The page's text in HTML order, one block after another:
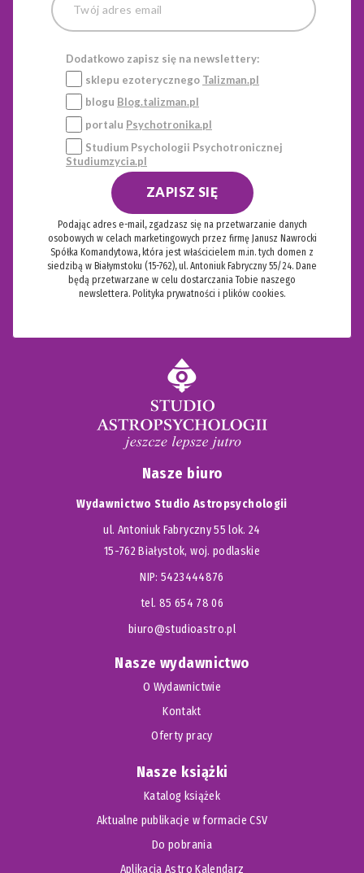
Dodatkowo zapisz się na newslettery:
sklepu ezoterycznego Talizman.pl
blogu Blog.talizman.pl
portalu Psychotronika.pl
Studium Psychologii Psychotronicznej
Studiumzycia.pl
ZAPISZ SIĘ
Podając adres e-mail, zgadzasz się na przetwarzanie danych
osobowych w celach marketingowych przez firmę Janusz Nawrocki
Spółka Komandytowa, która jest właścicielem m.in. tych domen z
siedzibą w Białymstoku (15-762), ul. Antoniuk Fabryczny 55/24. Dane
będą przetwarzane w celu dostarczania Tobie naszego
newslettera. Polityka prywatności i plików cookies.
Nasze biuro
Wydawnictwo Studio Astropsychologii
ul. Antoniuk Fabryczny 55 lok. 24
15-762 Białystok, woj. podlaskie
NIP: 5423444876
tel. 85 654 78 06
biuro@studioastro.pl
Nasze wydawnictwo
O Wydawnictwie
Kontakt
Oferty pracy
Nasze książki
Katalog książek
Aktualne publikacje w formacie CSV
Do pobrania
Aplikacja Astro Kalendarz